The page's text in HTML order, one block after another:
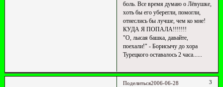
боль. Все время думаю о Лёвушке,
хоть бы его уберегли, помогли,
отнеслись бы лучше, чем ко мне!
КУДА Я ПОПАЛА!!!!!!!
"О, лысая башка, давайте,
поехали!" - Борисычу до хора
Турецкого оставалось 2 часа......
Поделиться 3
2006-06-28